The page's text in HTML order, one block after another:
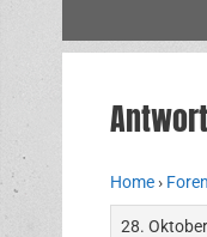
Home› Foren
28.